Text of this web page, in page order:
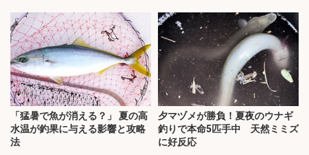
「猛暑で魚が消える？」 夏の高
水温が釣果に与える影響と攻略
法
夕マヅメが勝負！夏夜のウナギ
釣りで本命5匹手中 天然ミミズ
に好反応